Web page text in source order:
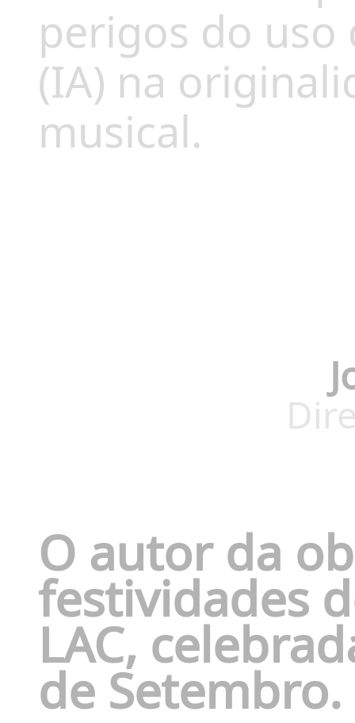
perigos do
(IA) na
musical.
O autor da
festividades
LAC,
de Setembro.